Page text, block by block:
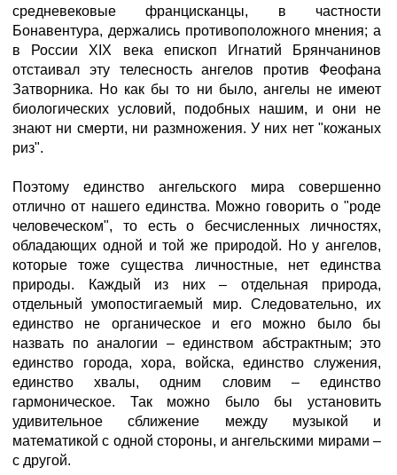
средневековые францисканцы, в частности
Бонавентура, держались противоположного мнения; а
в России XIX века епископ Игнатий Брянчанинов
отстаивал эту телесность ангелов против Феофана
Затворника. Но как бы то ни было, ангелы не имеют
биологических условий, подобных нашим, и они не
знают ни смерти, ни размножения. У них нет "кожаных
риз".
Поэтому единство ангельского мира совершенно
отлично от нашего единства. Можно говорить о "роде
человеческом", то есть о бесчисленных личностях,
обладающих одной и той же природой. Но у ангелов,
которые тоже существа личностные, нет единства
природы. Каждый из них – отдельная природа,
отдельный умопостигаемый мир. Следовательно, их
единство не органическое и его можно было бы
назвать по аналогии – единством абстрактным; это
единство города, хора, войска, единство служения,
единство хвалы, одним словим – единство
гармоническое. Так можно было бы установить
удивительное сближение между музыкой и
математикой с одной стороны, и ангельскими мирами –
с другой.